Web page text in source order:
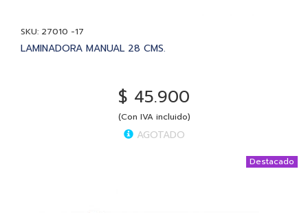
SKU: 27010 -17
LAMINADORA MANUAL 28 CMS.
$ 45.900
(Con IVA incluido)
AGOTADO
Destacado